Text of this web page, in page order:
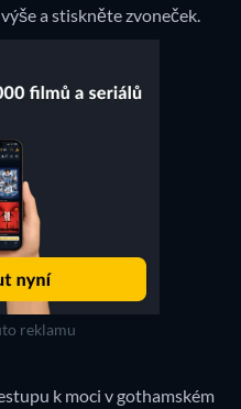
a stiskněte zvoneček.
reklamu
k moci v gothamském